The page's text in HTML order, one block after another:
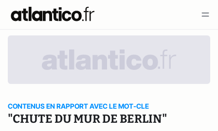
CONTENUS EN RAPPORT AVEC LE MOT-CLE
"CHUTE DU MUR DE BERLIN"